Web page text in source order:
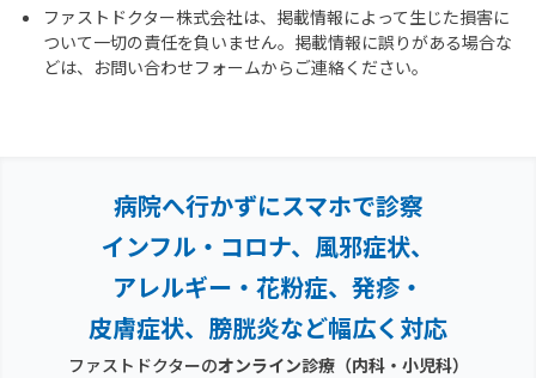
ファストドクター株式会社は、掲載情報によって生じた損害に
ついて一切の責任を負いません。掲載情報に誤りがある場合な
どは、お問い合わせフォームからご連絡ください。
病院へ行かずにスマホで診察
インフル・コロナ、風邪症状、
アレルギー・花粉症、 発疹・
皮膚症状、膀胱炎など幅広く対応
ファストドクターのオンライン診療（内科・小児科）